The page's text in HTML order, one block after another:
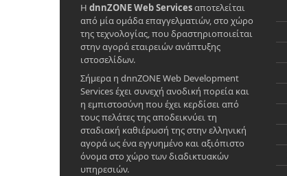
Η dnnZONE Web Servicesαποτελείται
από μία ομάδα επαγγελματιών, στο χώρο
της τεχνολογίας, που δραστηριοποιείται
στην αγορά εταιρειών ανάπτυξης
ιστοσελίδων.
Σήμερα η dnnZONE Web Development
Services έχει συνεχή ανοδική πορεία και
η εμπιστοσύνη που έχει κερδίσει από
τους πελάτες της αποδεικνύει τη
σταδιακή καθιέρωσή της στην ελληνική
αγορά ως ένα εγγυημένο και αξιόπιστο
όνομα στο χώρο των διαδικτυακών
υπηρεσιών.